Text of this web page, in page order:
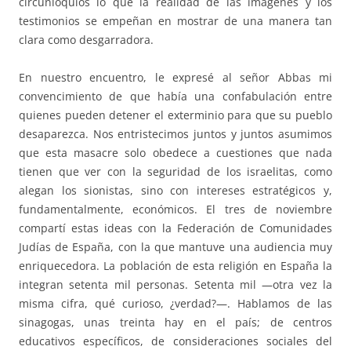
testimonios se empeñan en mostrar de una manera tan
clara como desgarradora.
En nuestro encuentro, le expresé al señor Abbas mi
convencimiento de que había una confabulación entre
quienes pueden detener el exterminio para que su pueblo
desaparezca. Nos entristecimos juntos y juntos asumimos
que esta masacre solo obedece a cuestiones que nada
tienen que ver con la seguridad de los israelitas, como
alegan los sionistas, sino con intereses estratégicos y,
fundamentalmente, económicos. El tres de noviembre
compartí estas ideas con la Federación de Comunidades
Judías de España, con la que mantuve una audiencia muy
enriquecedora. La población de esta religión en España la
integran setenta mil personas. Setenta mil —otra vez la
misma cifra, qué curioso, ¿verdad?—. Hablamos de las
sinagogas, unas treinta hay en el país; de centros
educativos específicos, de consideraciones sociales del